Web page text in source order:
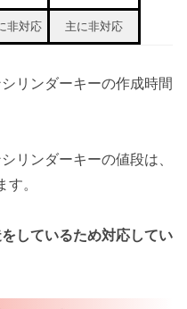
非対応 主に非対応
リンダーキーの作成時間
リンダーキーの値段は、
。
しているため対応してい